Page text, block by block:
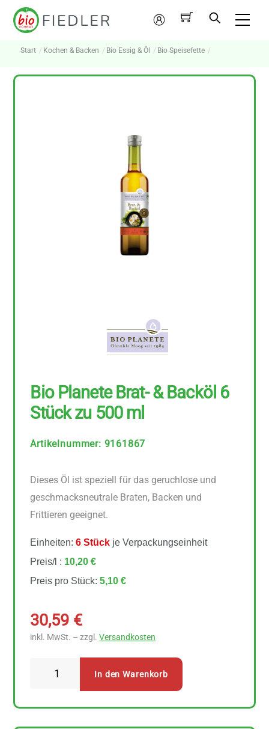
Skip
Mein
Konto
Start Kochen & Backen Bio Essig & Öl Bio Speisefette
Bio Planete Brat- & Backöl 6
Stück zu 500 ml
Artikelnummer: 9161867
Dieses Öl ist speziell für das geruchlose und
geschmacksneutrale Braten, Backen und
Frittieren geeignet.
Einheiten:6 Stück je Verpackungseinheit
Preis/l : 10,20 €
Preis pro Stück:5,10 €
30,59 €
inkl. MwSt. – zzgl.Versandkosten
In den Warenkorb